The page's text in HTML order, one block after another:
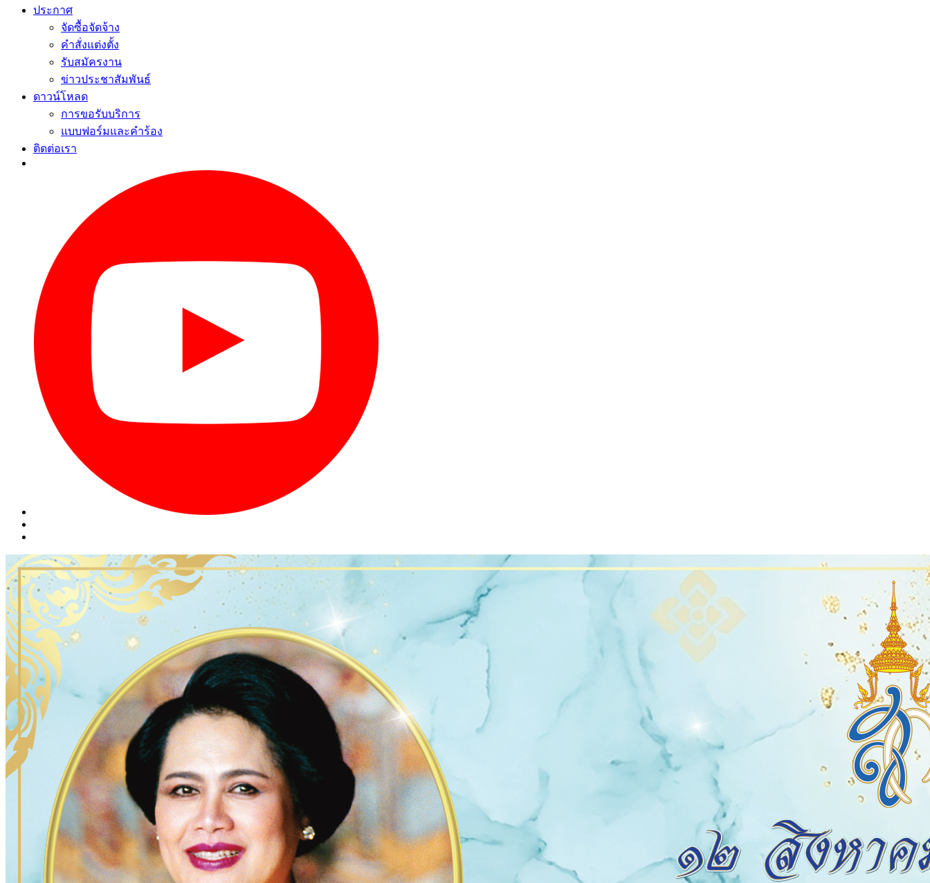
ประกาศ
จัดซื้อจัดจ้าง
คำสั่งแต่งตั้ง
รับสมัครงาน
ข่าวประชาสัมพันธ์
ดาวน์โหลด
การขอรับบริการ
แบบฟอร์มและคำร้อง
ติดต่อเรา